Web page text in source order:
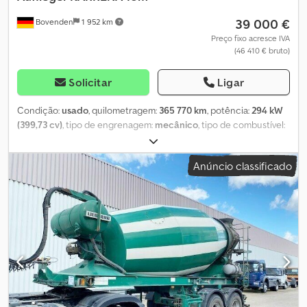
Bovenden 1 952 km 39 000 €
Preço fixo acresce IVA
(46 410 € bruto)
Solicitar Ligar
Condição:usado, quilometragem: 365 770 km, potência:294 kW
(399,73 cv), tipo de engrenagem: mecânico, tipo de combustível:
40 000 kg
kg, peso máximo de carga:27 000 kg, tamanho do pneu:
, configuração de eixo: , número de lugares:2,
primeira matrícula:
, classe de emissão: Euro 5, travões:
travão de motor, suspensão:
, cabina do condutor:
cabina-cama, distância entre eixos:3 600 mm, Equipamento:
ABS, aquecedor de assento, aquecedor estacionário, ar
condicionado, baixo nível de ruído, bloqueio do diferencial,
cabina, computador de bordo, controlo de velocidade de
cruzeiro, direção assistida, faróis de nevoeiro, fecho
centralizado, hidráulica, tração integral, Localização do veículo:
Bovenden, Lg. Haus, 1x banco conforto, 1x cama, bancos
Anúncio classificado